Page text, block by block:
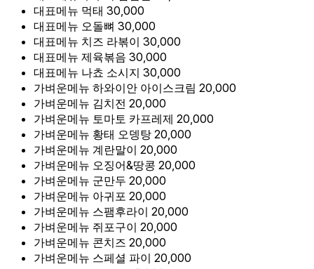
대표메뉴 먹태 30,000
대표메뉴 오돌뼈 30,000
대표메뉴 치즈 라볶이 30,000
대표메뉴 제육볶음 30,000
대표메뉴 나쵸 소시지 30,000
가벼운메뉴 하와이안 아이스크림 20,000
가벼운메뉴 김치전 20,000
가벼운메뉴 토마토 카프레제 20,000
가벼운메뉴 황태 오뎅탕 20,000
가벼운메뉴 계란말이 20,000
가벼운메뉴 오징어&땅콩 20,000
가벼운메뉴 군만두 20,000
가벼운메뉴 아귀포 20,000
가벼운메뉴 스팸후라이 20,000
가벼운메뉴 쥐포구이 20,000
가벼운메뉴 콘치즈 20,000
가벼운메뉴 스페셜 파이 20,000